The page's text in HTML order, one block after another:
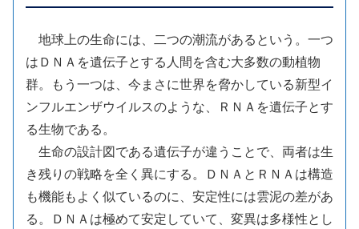
地球上の生命には、二つの潮流があるという。一つ
はＤＮＡを遺伝子とする人間を含む大多数の動植物
群。もう一つは、今まさに世界を脅かしている新型イ
ンフルエンザウイルスのような、ＲＮＡを遺伝子とす
る生物である。
生命の設計図である遺伝子が違うことで、両者は生
き残りの戦略を全く異にする。ＤＮＡとＲＮＡは構造
も機能もよく似ているのに、安定性には雲泥の差があ
る。ＤＮＡは極めて安定していて、変異は多様性とし